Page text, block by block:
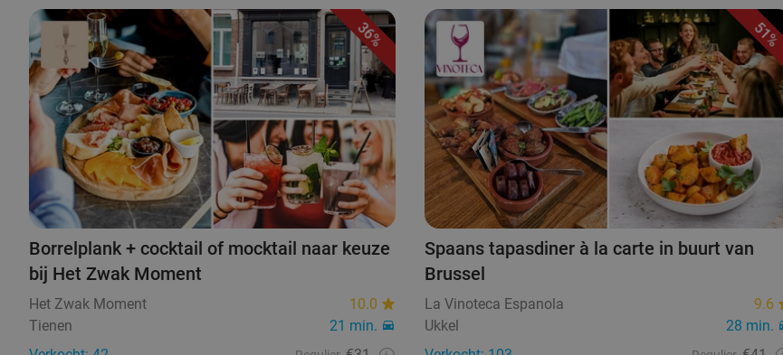
36%
Borrelplank + cocktail of mocktail naar keuze
bij Het Zwak Moment
Het Zwak Moment
10.0
Tienen
21 min.
51%
Spaans tapasdiner à la carte in buurt van
Brussel
La Vinoteca Espanola
9.6
Ukkel
28 min.